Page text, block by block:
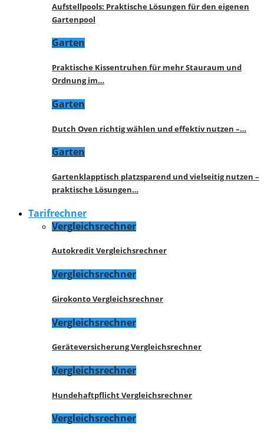
Aufstellpools: Praktische Lösungen für den eigenen
Gartenpool
Garten
Praktische Kissentruhen für mehr Stauraum und
Ordnung im…
Garten
Dutch Oven richtig wählen und effektiv nutzen –…
Garten
Gartenklapptisch platzsparend und vielseitig nutzen –
praktische Lösungen…
Tarifrechner
Vergleichsrechner
Autokredit Vergleichsrechner
Vergleichsrechner
Girokonto Vergleichsrechner
Vergleichsrechner
Geräteversicherung Vergleichsrechner
Vergleichsrechner
Hundehaftpflicht Vergleichsrechner
Vergleichsrechner